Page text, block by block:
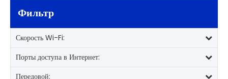
Фильтр
Скорость Wi-Fi:
Порты доступа в Интернет:
Передовой: